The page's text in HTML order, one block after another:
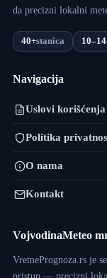
da precizni lokalni
40+stanica 10–14
Navigacija
Uslovi korišćenja
Politika
O nama
Kontakt
VojvodinaMeteo
VremePrognoza.rs je